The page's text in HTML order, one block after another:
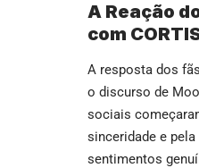
A Reação
com
A resposta dos
o discurso de
sociais
sinceridade e
sentimentos